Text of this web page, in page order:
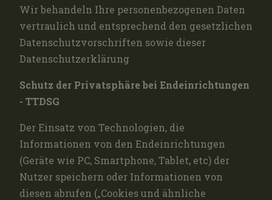
Wir behandeln Ihre personenbezogenen Daten
vertraulich und entsprechend den gesetzlichen
Datenschutzvorschriften sowie dieser
Datenschutzerklärung
Schutz der Privatsphäre bei Endeinrichtungen
- TTDSG
Der Einsatz von Technologien, die
Informationen von den Endeinrichtungen
(Geräte wie PC, Smartphone, Tablet, etc) der
Nutzer speichern oder Informationen von
diesen abrufen („Cookies und ähnliche